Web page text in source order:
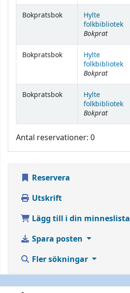
Bokpratsbok
Hylte
folkbibliotek
Bokprat
Bokpratsbok
Hylte
folkbibliotek
Bokprat
Bokpratsbok
Hylte
folkbibliotek
Bokprat
Antal reservationer: 0
Reservera
Utskrift
Lägg till i din minneslista
Spara posten
Fler sökningar